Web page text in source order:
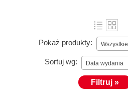
Pokaż produkty: Wszystkie
Sortuj wg: Data wydania
Filtruj »